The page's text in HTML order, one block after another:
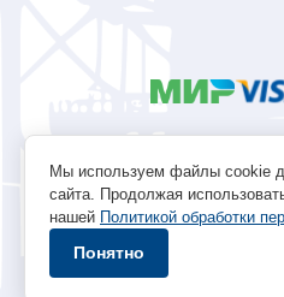
Политика
© 1996 - 2026
Мы используем файлы cookie
сайта. Продолжая
нашей Политикой обработки
Понятно